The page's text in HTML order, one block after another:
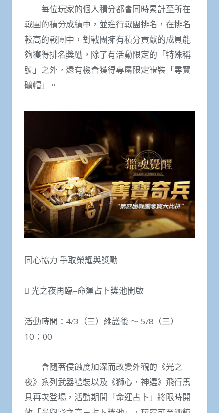
每位玩家的個人積分都會同時累計至所在
戰團的積分成績中，並進行戰團排名，在排名
較高的戰團中，對戰團擁有積分貢獻的成員能
夠獲得排名獎勵，除了有活動限定的「特殊稱
號」之外，還有機會獲得專屬限定禮裝「尋寶
礦帽」。
同心協力 爭取榮耀與獎勵
 光之夜再臨–命運占卜獎池開啟
活動時間：4/3（三）維護後 ～ 5/8（三）
10：00
會隨著侵蝕度加深而改變外觀的《光之
夜》系列武器禮裝以及《獅心．神選》飛行馬
具再次登場，活動期間「命運占卜」將限時開